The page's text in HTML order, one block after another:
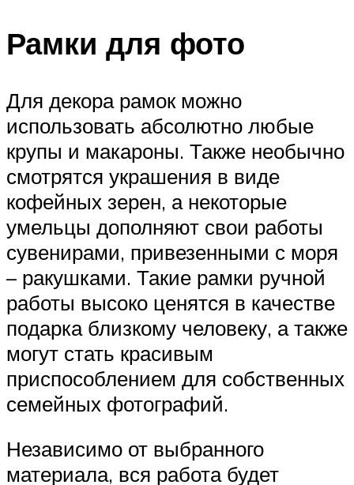
Рамки для фото
Для декора рамок можно
использовать абсолютно любые
крупы и макароны. Также необычно
смотрятся украшения в виде
кофейных зерен, а некоторые
умельцы дополняют свои работы
сувенирами, привезенными с моря
– ракушками. Такие рамки ручной
работы высоко ценятся в качестве
подарка близкому человеку, а также
могут стать красивым
приспособлением для собственных
семейных фотографий.
Независимо от выбранного
материала, вся работа будет